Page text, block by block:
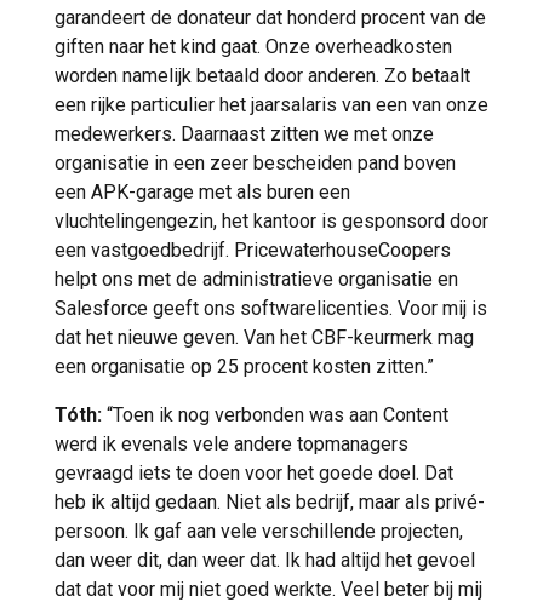
garandeert de donateur dat honderd procent van de
giften naar het kind gaat. Onze overheadkosten
worden namelijk betaald door anderen. Zo betaalt
een rijke particulier het jaarsalaris van een van onze
medewerkers. Daarnaast zitten we met onze
organisatie in een zeer bescheiden pand boven
een APK-garage met als buren een
vluchtelingengezin, het kantoor is gesponsord door
een vastgoedbedrijf. PricewaterhouseCoopers
helpt ons met de administratieve organisatie en
Salesforce geeft ons softwarelicenties. Voor mij is
dat het nieuwe geven. Van het CBF-keurmerk mag
een organisatie op 25 procent kosten zitten.”
Tóth: “Toen ik nog verbonden was aan Content
werd ik evenals vele andere topmanagers
gevraagd iets te doen voor het goede doel. Dat
heb ik altijd gedaan. Niet als bedrijf, maar als privé-
persoon. Ik gaf aan vele verschillende projecten,
dan weer dit, dan weer dat. Ik had altijd het gevoel
dat dat voor mij niet goed werkte. Veel beter bij mij